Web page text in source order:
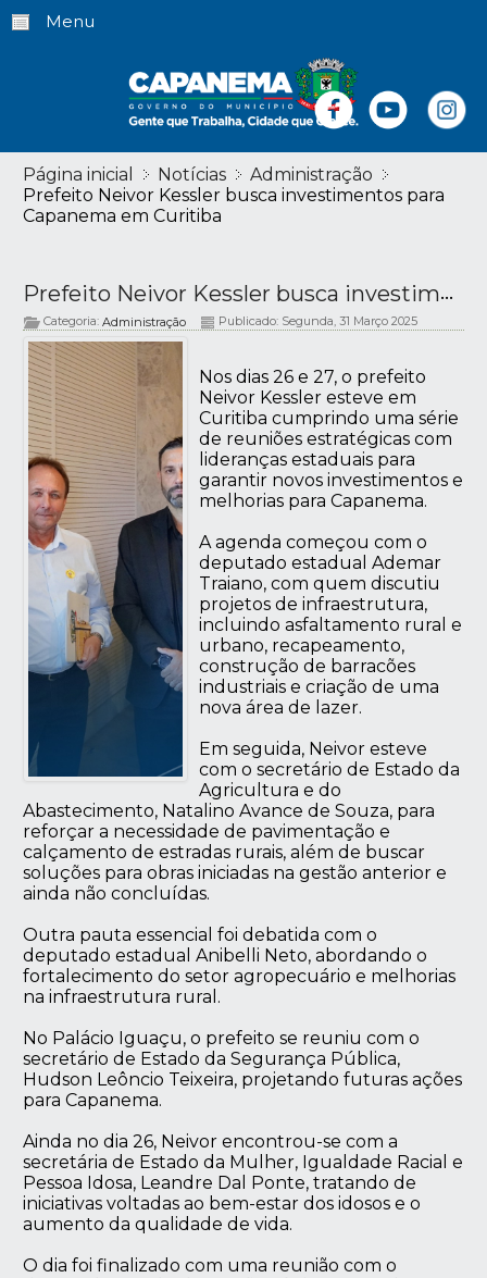
Menu
Página inicial Notícias
Administração
Prefeito Neivor Kessler busca investimentos para
Capanema em Curitiba
Prefeito Neivor Kessler busca investimentos para Capanema em Curitiba
Categoria:Administração Publicado: Segunda, 31 Março 2025
Nos dias 26 e 27, o prefeito
Neivor Kessler esteve em
Curitiba cumprindo uma série
de reuniões estratégicas com
lideranças estaduais para
garantir novos investimentos e
melhorias para Capanema.
A agenda começou com o
deputado estadual Ademar
Traiano, com quem discutiu
projetos de infraestrutura,
incluindo asfaltamento rural e
urbano, recapeamento,
construção de barracões
industriais e criação de uma
nova área de lazer.
Em seguida, Neivor esteve
com o secretário de Estado da
Agricultura e do
Abastecimento, Natalino Avance de Souza, para
reforçar a necessidade de pavimentação e
calçamento de estradas rurais, além de buscar
soluções para obras iniciadas na gestão anterior e
ainda não concluídas.
Outra pauta essencial foi debatida com o
deputado estadual Anibelli Neto, abordando o
fortalecimento do setor agropecuário e melhorias
na infraestrutura rural.
No Palácio Iguaçu, o prefeito se reuniu com o
secretário de Estado da Segurança Pública,
Hudson Leôncio Teixeira, projetando futuras ações
para Capanema.
Ainda no dia 26, Neivor encontrou-se com a
secretária de Estado da Mulher, Igualdade Racial e
Pessoa Idosa, Leandre Dal Ponte, tratando de
iniciativas voltadas ao bem-estar dos idosos e o
aumento da qualidade de vida.
O dia foi finalizado com uma reunião com o